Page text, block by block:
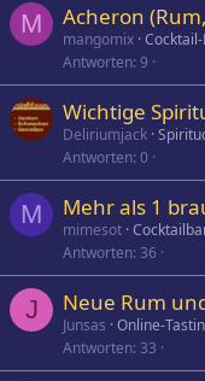
M Acheron
mangomix
Antworten 9
Wichtige
Deliriumjack
Antworten 0
M Mehr als 1
mimesot
Antworten 36
J Neue Rum
Junsas Online-
Antworten 33